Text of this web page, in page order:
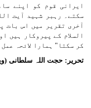
ایرانی قوم کو اپنے
سکتے۔ رہبر شہید آیت
آخری تقریر میں اس بات
السلام کے پیروکار ہیں
کر سکتا" ہمارا لائحہ عمل
تحریر: حجت اللہ سلطانی